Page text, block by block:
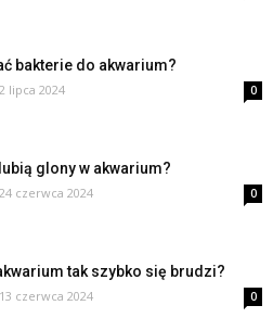
bakterie do akwarium?
2 lipca 2024 0
glony w akwarium?
24 czerwca 2024 0
tak szybko się brudzi?
13 czerwca 2024 0